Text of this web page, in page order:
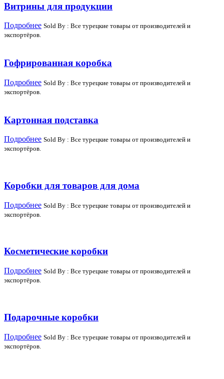
Витрины для продукции
Подробнее Sold By : Все турецкие товары от производителей и
экспортёров.
Гофрированная коробка
Подробнее Sold By : Все турецкие товары от производителей и
экспортёров.
Картонная подставка
Подробнее Sold By : Все турецкие товары от производителей и
экспортёров.
Коробки для товаров для дома
Подробнее Sold By : Все турецкие товары от производителей и
экспортёров.
Косметические коробки
Подробнее Sold By : Все турецкие товары от производителей и
экспортёров.
Подарочные коробки
Подробнее Sold By : Все турецкие товары от производителей и
экспортёров.